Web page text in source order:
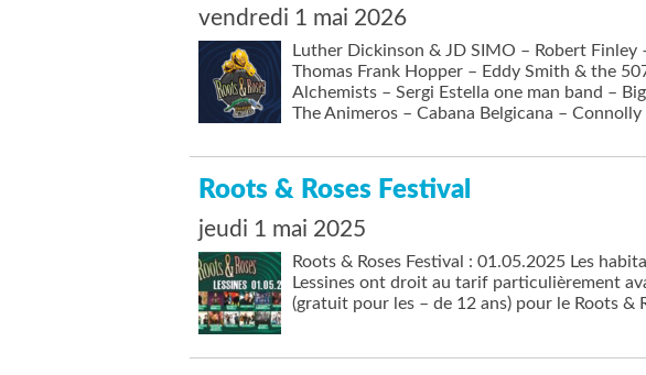
vendredi 1 mai 2026
Luther Dickinson & JD SIMO – Robert Finley
Thomas Frank Hopper – Eddy Smith & the
Alchemists – Sergi Estella one man band –
The Animeros – Cabana Belgicana –
Roots & Roses Festival
jeudi 1 mai 2025
Roots & Roses Festival : 01.05.2025 Les
Lessines ont droit au tarif particulièrement
(gratuit pour les – de 12 ans) pour le Roots &